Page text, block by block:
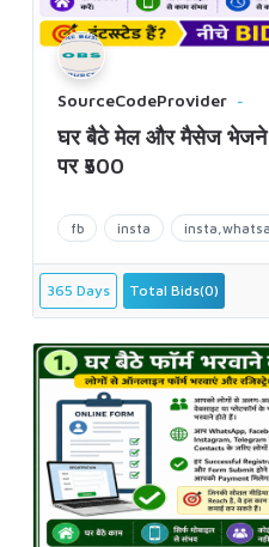
SourceCodeProvider
fb insta
घर बैठे मेल और मैसेज
पर ₹500
365 Days Total Bids(0)